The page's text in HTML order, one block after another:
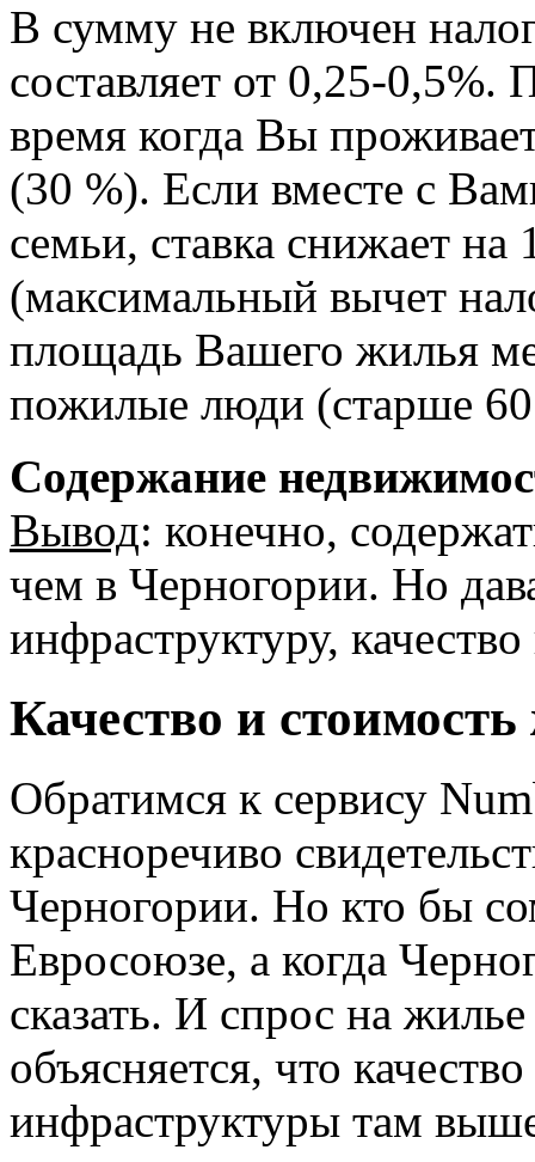
В сумму не включен
составляет от 0,25-
время когда Вы
(30 %). Если вместе с
семьи, ставка снижает на
(максимальный вычет
площадь Вашего жилья
пожилые люди (старше
Содержание
Вывод: конечно,
чем в Черногории. Но
инфраструктуру,
Качество и
Обратимся к сервису
красноречиво
Черногории. Но кто бы
Евросоюзе, а когда
сказать. И спрос на
объясняется, что
инфраструктуры там